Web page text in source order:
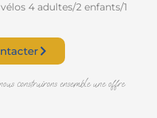
4 adultes/2 enfants/1
construirons ensemble une offre